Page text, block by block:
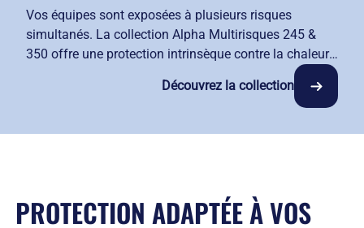
Vos équipes sont exposées à plusieurs risques
simultanés. La collection Alpha Multirisques 245 &
350 offre une protection intrinsèque contre la chaleur,
les flammes, les arcs électriques, l'électricité statique
et les légères projections chimiques. Vous choisissez
entre deux grammages selon l'intensité de vos risques
métier : 245 g/m² pour la souplesse, 350 g/m² pour la
location-entretien pour garantir les performances
Découvrez la collection
PROTECTION ADAPTÉE À VOS